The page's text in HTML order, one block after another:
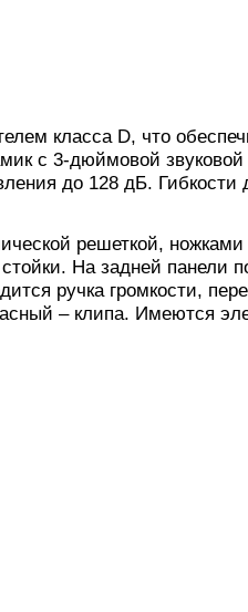
класса D, что
с 3-дюймовой звуковой
до 128 дБ. Гибкости
решеткой,
На задней
ручка громкости,
– клипа. Имеются